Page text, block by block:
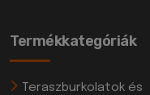
Termékkategóriák
Teraszburkolatok és